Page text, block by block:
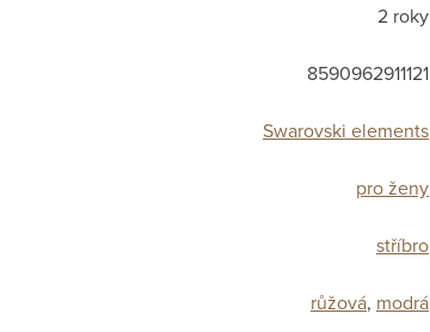
2 roky
8590962911121
Swarovski elements
pro ženy
stříbro
růžová, modrá